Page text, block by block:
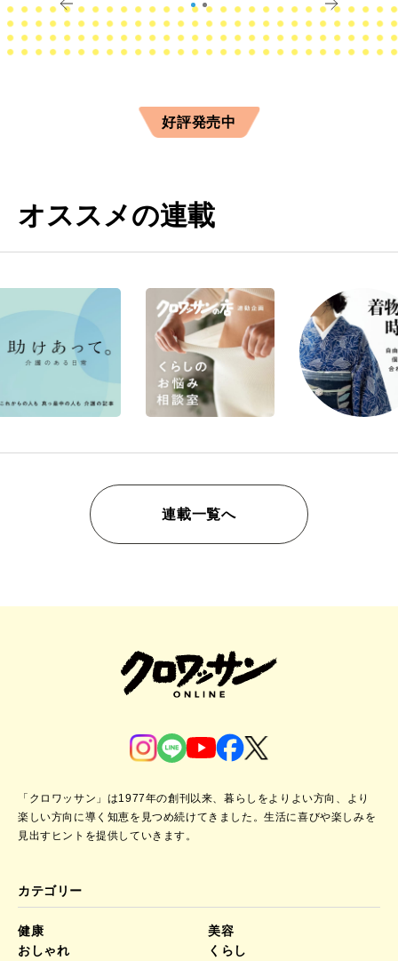
好評発売中
オススメの連載
連載一覧へ
「クロワッサン」は1977年の創刊以来、暮らしをよりよい方向、より
楽しい方向に導く知恵を見つめ続けてきました。生活に喜びや楽しみを
見出すヒントを提供していきます。
カテゴリー
健康
美容
おしゃれ
くらし